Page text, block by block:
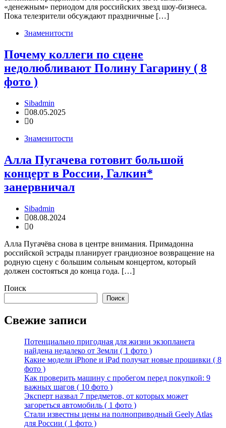
«денежным» периодом для российских звезд шоу-бизнеса.
Пока телезрители обсуждают праздничные […]
Знаменитости
Почему коллеги по сцене
недолюбливают Полину Гагарину ( 8
фото )
Sibadmin
08.05.2025
0
Знаменитости
Алла Пугачева готовит большой
концерт в России, Галкин*
занервничал
Sibadmin
08.08.2024
0
Алла Пугачёва снова в центре внимания. Примадонна
российской эстрады планирует грандиозное возвращение на
родную сцену с большим сольным концертом, который
должен состояться до конца года. […]
Поиск
Поиск
Свежие записи
Потенциально пригодная для жизни экзопланета
найдена недалеко от Земли ( 1 фото )
Какие модели iPhone и iPad получат новые прошивки ( 8
фото )
Как проверить машину с пробегом перед покупкой: 9
важных шагов ( 10 фото )
Эксперт назвал 7 предметов, от которых может
загореться автомобиль ( 1 фото )
Стали известны цены на полноприводный Geely Atlas
для России ( 1 фото )